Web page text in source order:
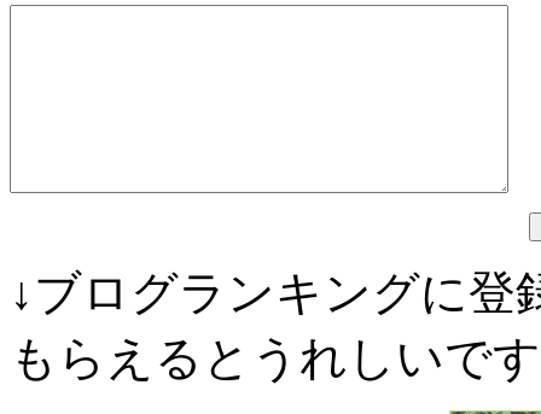
↓ブログランキングに登
もらえるとうれしいで